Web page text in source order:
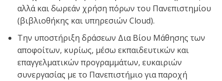
αλλά και δωρεάν χρήση πόρων του Πανεπιστημίου
(βιβλιοθήκης και υπηρεσιών Cloud).
Την υποστήριξη δράσεων Δια Βίου Μάθησης των
αποφοίτων, κυρίως, μέσω εκπαιδευτικών και
επαγγελματικών προγραμμάτων, ευκαιριών
συνεργασίας με το Πανεπιστήμιο για παροχή